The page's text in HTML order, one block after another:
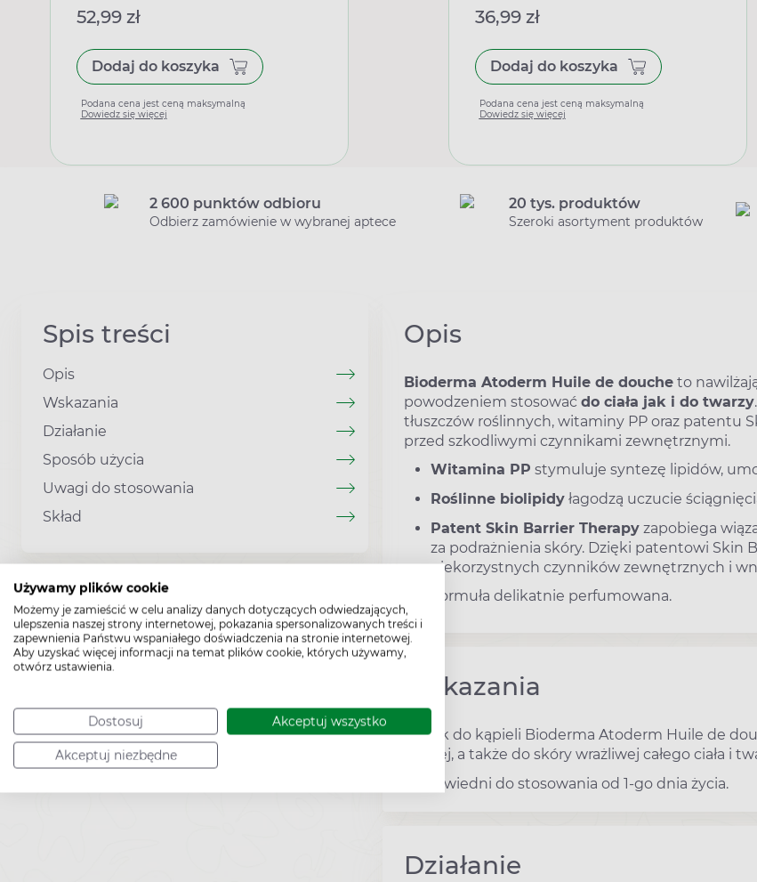
Używamy plików cookie
Możemy je zamieścić w celu analizy danych dotyczących odwiedzających,
ulepszenia naszej strony internetowej, pokazania spersonalizowanych treści i
zapewnienia Państwu wspaniałego doświadczenia na stronie internetowej.
Aby uzyskać więcej informacji na temat plików cookie, których używamy,
otwórz ustawienia.
Dostosuj Akceptuj wszystko
Akceptuj niezbędne
52,99 zł
Dodaj do koszyka
Podana cena jest ceną maksymalną
Dowiedz się więcej
36,99 zł
Dodaj do koszyka
Podana cena jest ceną maksymalną
Dowiedz się więcej
2 600 punktów odbioru
Odbierz zamówienie w wybranej aptece
20 tys. produktów
Szeroki asortyment produktów
Spis treści
Opis
Wskazania
Działanie
Sposób użycia
Uwagi do stosowania
Skład
Opis
Bioderma Atoderm Huile de douche to
powodzeniem stosować do ciała jak i do twarzy
tłuszczów roślinnych, witaminy PP oraz patentu
przed szkodliwymi czynnikami zewnętrznymi.
Witamina PP stymuluje syntezę lipidów,
Roślinne biolipidy łagodzą uczucie
Patent Skin Barrier Therapy zapobiega
za podrażnienia skóry. Dzięki patentowi Skin
niekorzystnych czynników zewnętrznych i
Formuła delikatnie perfumowana.
Wskazania
Olejek do kąpieli Bioderma Atoderm Huile de
suchej, a także do skóry wrażliwej całego ciała i
Odpowiedni do stosowania od 1-go dnia życia.
Działanie